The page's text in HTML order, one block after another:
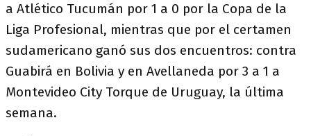
a Atlético Tucumán por 1 a 0 por la Copa de la
Liga Profesional, mientras que por el certamen
sudamericano ganó sus dos encuentros: contra
Guabirá en Bolivia y en Avellaneda por 3 a 1 a
Montevideo City Torque de Uruguay, la última
semana.